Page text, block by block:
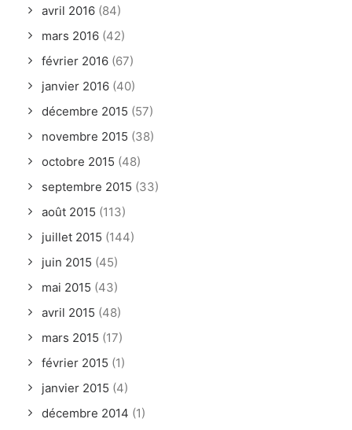
avril 2016 (84)
mars 2016 (42)
février 2016 (67)
janvier 2016 (40)
décembre 2015 (57)
novembre 2015 (38)
octobre 2015 (48)
septembre 2015 (33)
août 2015 (113)
juillet 2015 (144)
juin 2015 (45)
mai 2015 (43)
avril 2015 (48)
mars 2015 (17)
février 2015 (1)
janvier 2015 (4)
décembre 2014 (1)